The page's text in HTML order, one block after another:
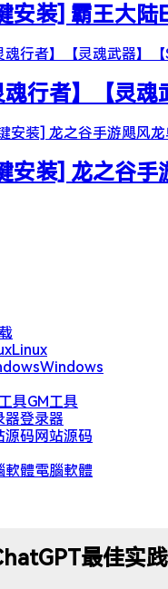
安装] 霸王大
魂行者】【灵
安装] 龙之谷手
Linux
Windows
GM工具
登录器
网站源码
電腦軟體
最佳实